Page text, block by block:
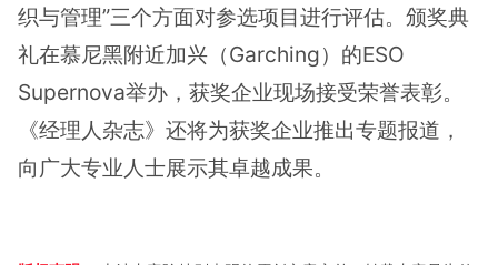
织与管理”三个方面对参选项目进行评估。颁奖典
礼在慕尼黑附近加兴（Garching）的ESO
Supernova举办，获奖企业现场接受荣誉表彰。
《经理人杂志》还将为获奖企业推出专题报道，
向广大专业人士展示其卓越成果。